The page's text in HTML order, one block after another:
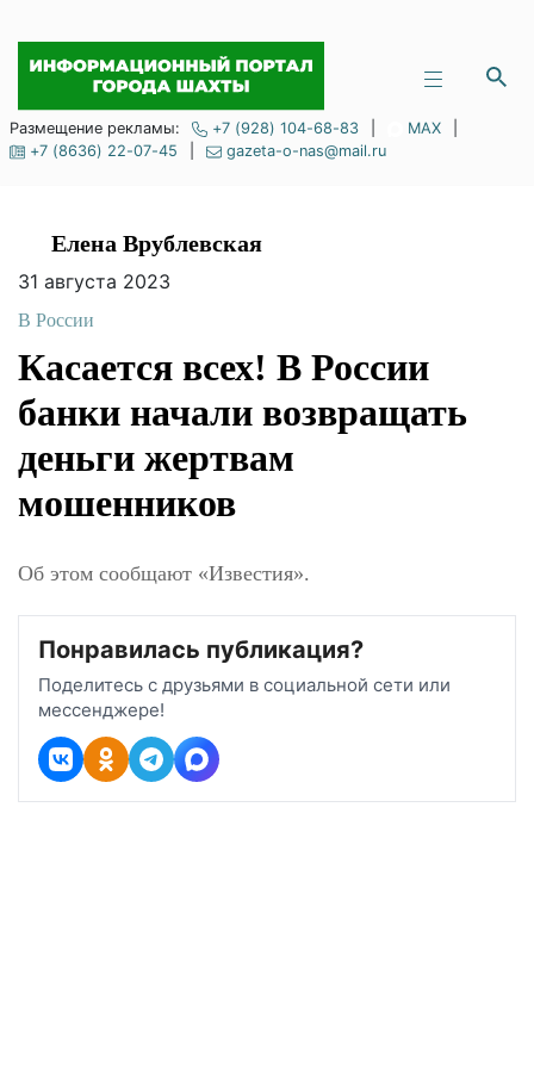
Размещение рекламы: +7 (928) 104-68-83 MAX
+7 (8636) 22-07-45
gazeta-o-nas@mail.ru
Елена Врублевская
31 августа 2023
В России
Касается всех! В России
банки начали возвращать
деньги жертвам
мошенников
Об этом сообщают «Известия».
Понравилась публикация?
Поделитесь с друзьями в социальной сети или
мессенджере!